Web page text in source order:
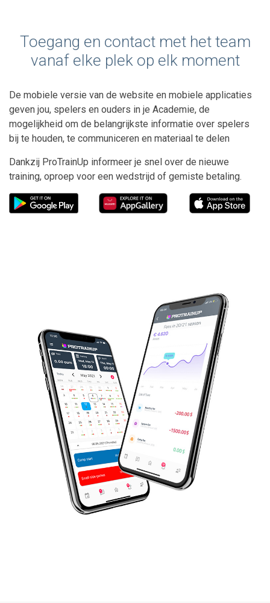
Toegang en contact met het team
vanaf elke plek op elk moment
De mobiele versie van de website en mobiele applicaties
geven jou, spelers en ouders in je Academie, de
mogelijkheid om de belangrijkste informatie over spelers
bij te houden, te communiceren en materiaal te delen
Dankzij ProTrainUp informeer je snel over de nieuwe
training, oproep voor een wedstrijd of gemiste betaling.